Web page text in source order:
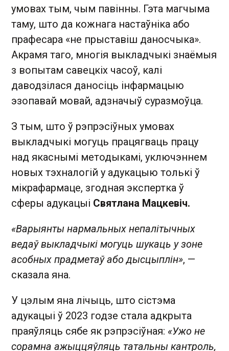
умовах тым, чым павінны. Гэта магчыма
таму, што да кожнага настаўніка або
прафесара «не прыставіш даносчыка».
Акрамя таго, многія выкладчыкі знаёмыя
з вопытам савецкіх часоў, калі
даводзілася даносіць інфармацыю
эзопавай мовай, адзначыў суразмоўца.
З тым, што ў рэпрэсіўных умовах
выкладчыкі могуць працягваць працу
над якаснымі методыкамі, уключэннем
новых тэхналогій у адукацыю толькі ў
мікрафармаце, згодная экспертка ў
сферы адукацыі Святлана Мацкевіч.
«Варыянты нармальных непалітычных
ведаў выкладчыкі могуць шукаць у зоне
асобных прадметаў або дысцыплін», —
сказала яна.
У цэлым яна лічыць, што сістэма
адукацыі ў 2023 годзе стала адкрыта
праяўляць сябе як рэпрэсіўная: «Ужо не
сорамна ажыццяўляць татальны кантроль,